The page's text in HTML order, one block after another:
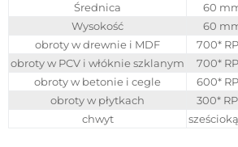
Średnica
60
Wysokość
60
obroty w drewnie i MDF
700*
obroty w PCV i włóknie szklanym
700*
obroty w betonie i cegle
600*
obroty w płytkach
300*
chwyt